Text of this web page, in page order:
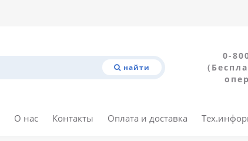
найти
0-
О нас Контакты Оплата и доставка